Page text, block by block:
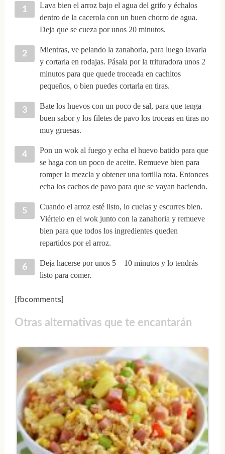
Lava bien el arroz bajo el agua del grifo y échalos
dentro de la cacerola con un buen chorro de agua.
Deja que se cueza por unos 20 minutos.
Mientras, ve pelando la zanahoria, para luego lavarla
y cortarla en rodajas. Pásala por la trituradora unos 2
minutos para que quede troceada en cachitos
pequeños, o bien puedes cortarla en tiras.
Bate los huevos con un poco de sal, para que tenga
buen sabor y los filetes de pavo los troceas en tiras no
muy gruesas.
Pon un wok al fuego y echa el huevo batido para que
se haga con un poco de aceite. Remueve bien para
romper la mezcla y obtener una tortilla rota. Entonces
echa los cachos de pavo para que se vayan haciendo.
Cuando el arroz esté listo, lo cuelas y escurres bien.
Viértelo en el wok junto con la zanahoria y remueve
bien para que todos los ingredientes queden
repartidos por el arroz.
Deja hacerse por unos 5 – 10 minutos y lo tendrás
listo para comer.
[fbcomments]
Otras alternativas que te encantarán